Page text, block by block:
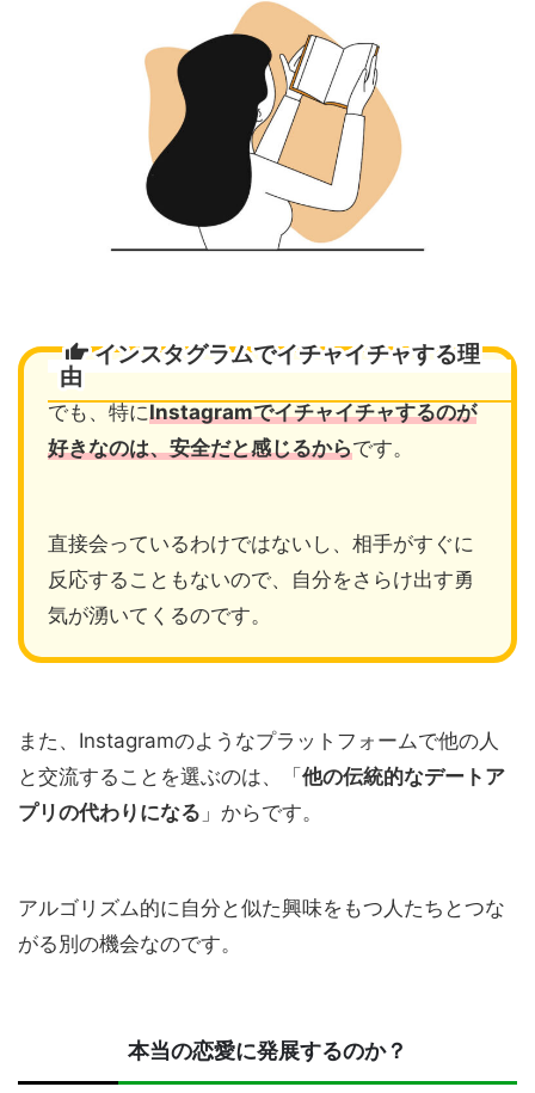
インスタグラムでイチャイチャする理
由
でも、特にInstagramでイチャイチャするのが
好きなのは、安全だと感じるからです。
直接会っているわけではないし、相手がすぐに
反応することもないので、自分をさらけ出す勇
気が湧いてくるのです。
また、Instagramのようなプラットフォームで他の人
と交流することを選ぶのは、「他の伝統的なデートア
プリの代わりになる 」からです。
アルゴリズム的に自分と似た興味をもつ人たちとつな
がる別の機会なのです。
本当の恋愛に発展するのか？